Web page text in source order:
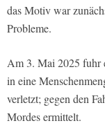
das Motiv war
Probleme.
Am 3. Mai 2025 fuhr
in eine
verletzt; gegen den
Mordes ermittelt.